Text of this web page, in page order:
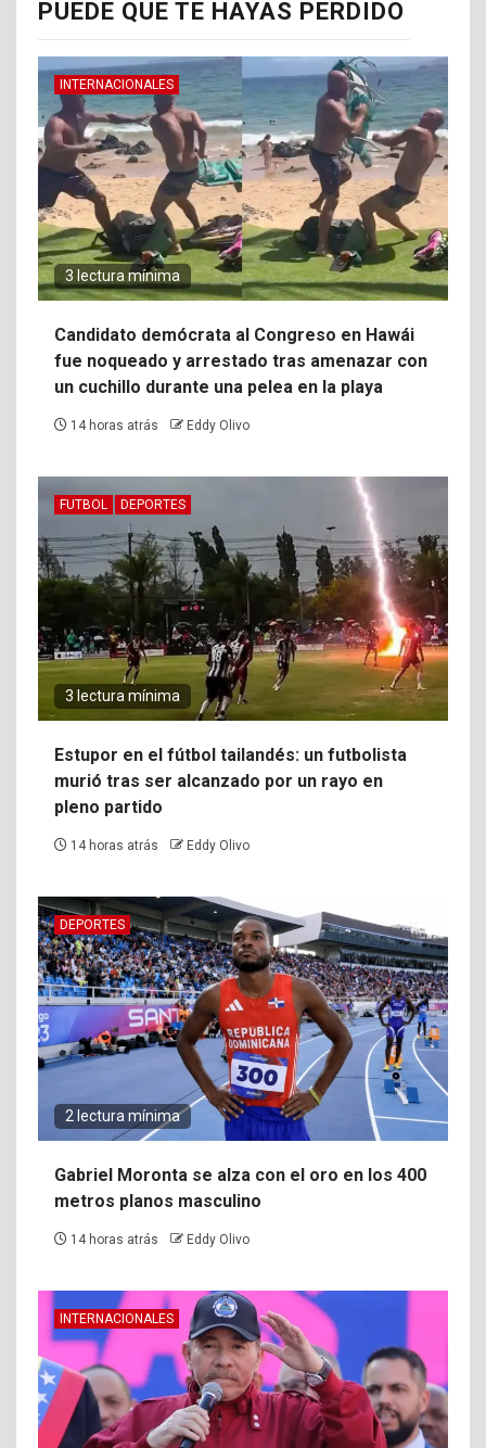
PUEDE QUE TE HAYAS PERDIDO
INTERNACIONALES
3 lectura mínima
Candidato demócrata al Congreso en Hawái
fue noqueado y arrestado tras amenazar con
un cuchillo durante una pelea en la playa
14 horas atrás Eddy Olivo
FUTBOL DEPORTES
3 lectura mínima
Estupor en el fútbol tailandés: un futbolista
murió tras ser alcanzado por un rayo en
pleno partido
14 horas atrás Eddy Olivo
DEPORTES
2 lectura mínima
Gabriel Moronta se alza con el oro en los 400
metros planos masculino
14 horas atrás Eddy Olivo
INTERNACIONALES